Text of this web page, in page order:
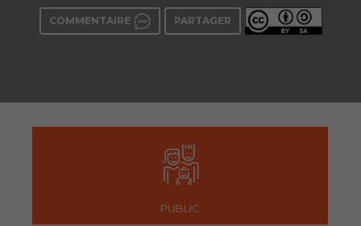
COMMENTAIRE PARTAGER
PUBLIC